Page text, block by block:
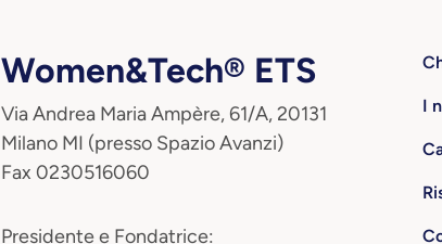
Women&Tech® ETS
Via Andrea Maria Ampère, 61/A, 20131
Milano MI (presso Spazio Avanzi)
Fax 0230516060
Presidente e Fondatrice:
I